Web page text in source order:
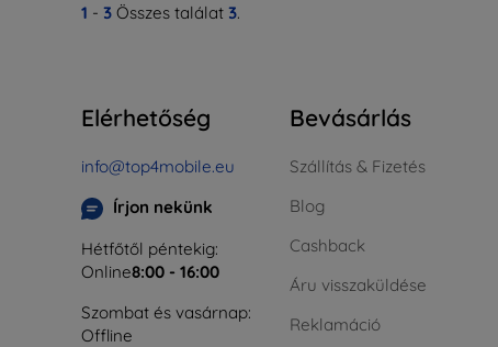
1 - 3 Összes találat 3.
Elérhetőség
info@top4mobile.eu
Írjon nekünk
Hétfőtől péntekig:
Online8:00 - 16:00
Szombat és vasárnap:
Offline
Bevásárlás
Szállítás & Fizetés
Blog
Cashback
Áru visszaküldése
Reklamáció